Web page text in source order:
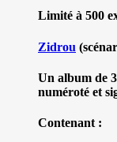
Limité à 500
Zidrou
Un album de
numéroté et
Contenant :